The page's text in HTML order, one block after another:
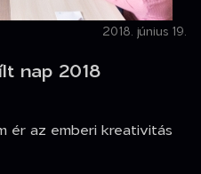
2018. június 19.
nap 2018
ér az emberi kreativitás